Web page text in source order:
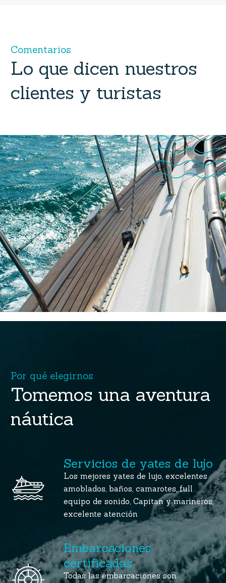
Comentarios
Lo que dicen nuestros
clientes y turistas
Por qué elegirnos
Tomemos una aventura
náutica
Servicios de yates de lujo
Los mejores yates de lujo, excelentes
amoblados, baños, camarotes, full
equipo de sonido, Capitan y marineros,
excelente atención
Embarcaciones
certificadas
Todas las embarcaciones son